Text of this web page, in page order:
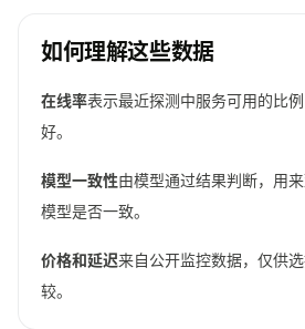
如何理解这些数据
在线率表示最近探测中服务可用的比
好。
模型一致性由模型通过结果判断，用
模型是否一致。
价格和延迟来自公开监控数据，仅供
较。